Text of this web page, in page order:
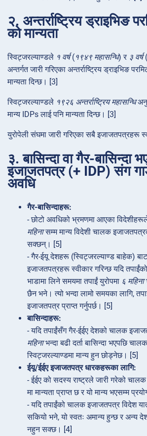
२. अन्तर्राष्ट्रिय ड्राइभिङ
को मान्यता
स्विट्जरल्याण्डले १ वर्ष(१९४९ महासन्धि) र ३ वर्ष(
अन्तर्गत जारी गरिएका अन्तर्राष्ट्रिय ड्राइभिङ
मान्यता दिन्छ। [3]
स्विट्जरल्याण्डले १९२६ अन्तर्राष्ट्रिय महासन्धि
मान्य IDPs लाई पनि मान्यता दिन्छ। [3]
युरोपेली संघमा जारी गरिएका सबै इजाजतपत्रहरू
३. बासिन्दा वा गैर-बासिन्दा
इजाजतपत्र (+ IDP) संग
अवधि
गैर-बासिन्दाहरू:
- छोटो अवधिको भ्रमणमा आएका
महिनासम्म मान्य विदेशी चालक
सक्छन्। [5]
- गैर-ईयू देशहरू (स्विट्जरल्याण्ड बाहेक)
इजाजतपत्रहरू स्वीकार गरिन्छ यदि तपाईंको
भाडामा लिने समयमा तपाईं युरोपमा ६ महिना
छैन भने। त्यो भन्दा लामो समयका लागि,
इजाजतपत्र प्राप्त गर्नुपर्छ। [5]
बासिन्दाहरू:
- यदि तपाईंसँग गैर-ईईए देशको चालक
महिनाभन्दा बढी दर्ता बासिन्दा भएपछि
स्विट्जरल्याण्डमा मान्य हुन छोड्नेछ। [5]
ईयू/ईईए इजाजतपत्र धारकहरूका लागि:
- ईईए को सदस्य राष्ट्रले जारी गरेको
मा मान्यता प्राप्त छ र यो मान्य भएसम्म
- यदि तपाईंको चालक इजाजतपत्र विदेश
सकियो भने, यो स्वतः अमान्य हुन्छ र अन्य
नहुन सक्छ। [4]